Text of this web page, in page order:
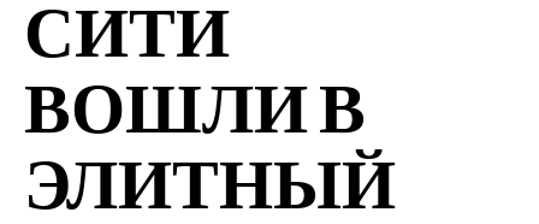
СИТИ
ВОШЛИ В
ЭЛИТНЫЙ